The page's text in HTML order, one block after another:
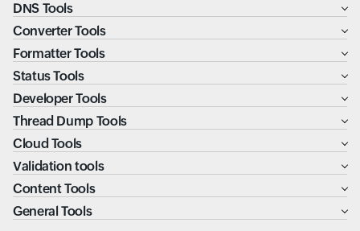
DNS Tools
Converter Tools
Formatter Tools
Status Tools
Developer Tools
Thread Dump Tools
Cloud Tools
Validation tools
Content Tools
General Tools